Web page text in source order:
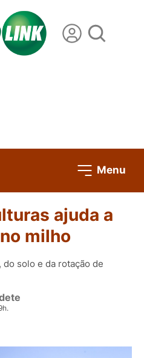
Menu
ajuda a
milho
solo e da rotação de